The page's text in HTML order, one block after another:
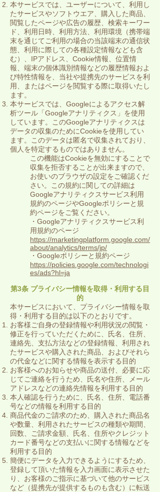
本サービスでは、ユーザーについて、利用し
たサービスやソフトウエア、購入した商品、
閲覧したページや広告の履歴、検索キーワー
ド、利用日時、利用方法、利用環境（携帯端
末を通じてご利用の場合の当該端末の通信状
態、利用に際しての各種設定情報なども含
む）、IPアドレス、Cookie情報、位置情
報、端末の個体識別情報などの履歴情報およ
び特性情報を、当社や提携先のサービスを利
用、またはページを閲覧する際に取得いたし
ます。
本サービスでは、Googleによるアクセス解
析ツール「Googleアナリティクス」を使用
しています。このGoogleアナリティクスは
データの収集のためにCookieを使用してい
ます。このデータは匿名で収集されており、
個人を特定するものではありません。
この機能はCookieを無効にすることで
収集を拒否することが出来ますので、
お使いのブラウザの設定をご確認くだ
さい。この規約に関しての詳細は
Googleアナリティクスサービス利用
規約のページやGoogleポリシーと規
約ページをご覧ください。
・Googleアナリティクスサービス利
用規約のページ
https://marketingplatform.google.com/
about/analytics/terms/jp/
・Googleポリシーと規約ページ
https://policies.google.com/technologi
es/ads?hl=ja
第3条 プライバシー情報を取得・利用する目
的
本サービスにおいて、プライバシー情報を取
得・利用する目的は以下のとおりです。
お客様ご自身の登録情報や利用状況の閲覧・
修正を行っていただくために、氏名、住所、
連絡先、支払方法などの登録情報、利用され
たサービスや購入された商品、およびそれら
の代金などに関する情報を表示する目的
お客様へのお知らせや商品の送付、必要に応
じてご連絡を行うため、氏名や住所、メール
アドレスなどの連絡先情報を利用する目的
本人確認を行うために、氏名、住所、電話番
号などの情報を利用する目的
商品代金のご請求のため、購入された商品名
や数量、利用されたサービスの種類や期間、
回数、ご請求金額、氏名、住所やクレジット
カード番号などの支払いに関する情報などを
利用する目的
簡便にデータを入力できるようにするため、
登録して頂いた情報を入力画面に表示させた
り、お客様のご指示に基づいて他のサービス
など（提携先が提供するものも含む）に転送